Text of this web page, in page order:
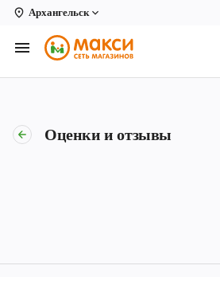
Архангельск
Вологда
Архангельск
Киров
Новодвинск
Оценки и отзывы